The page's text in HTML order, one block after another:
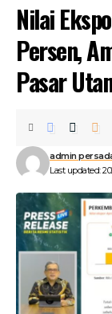
Nilai
Persen,
Pasar
Last updated:
admin